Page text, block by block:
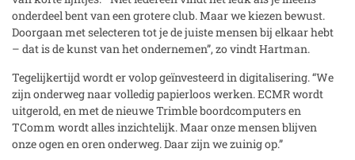
onderdeel bent van een grotere club. Maar we kiezen bewust.
Doorgaan met selecteren tot je de juiste mensen bij elkaar hebt
– dat is de kunst van het ondernemen”, zo vindt Hartman.
Tegelijkertijd wordt er volop geïnvesteerd in digitalisering. “We
zijn onderweg naar volledig papierloos werken. ECMR wordt
uitgerold, en met de nieuwe Trimble boordcomputers en
TComm wordt alles inzichtelijk. Maar onze mensen blijven
onze ogen en oren onderweg. Daar zijn we zuinig op.”